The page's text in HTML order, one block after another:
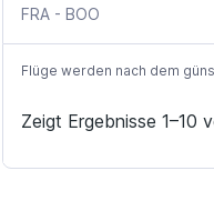
FRA- BOO
Flüge werden nach dem
Zeigt Ergebnisse 1–10